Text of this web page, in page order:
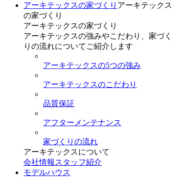
アーキテックスの家づくり アーキテックス
の家づくり
アーキテックスの家づくり
アーキテックスの強みやこだわり、家づく
りの流れについてご紹介します
アーキテックスの5つの強み
アーキテックスのこだわり
品質保証
アフターメンテナンス
家づくりの流れ
アーキテックスについて
会社情報 スタッフ紹介
モデルハウス